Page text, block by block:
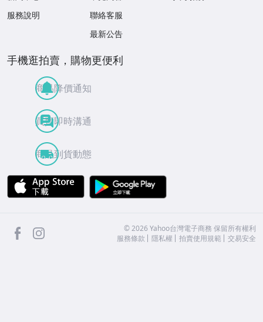
服務說明
聯絡客服
最新公告
手機逛拍賣，購物更便利
商品降價通知
買賣即時溝通
商品到貨動態
APP Store
facebook ©2026 Yahoo台灣電子商務 保留所有權利
服務條款
隱私權 拍賣使用規範 交易安全